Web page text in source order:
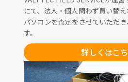
にて、法人・個人問わず買い替
パソコンを査定をさせていただ
す。
詳しくはこ